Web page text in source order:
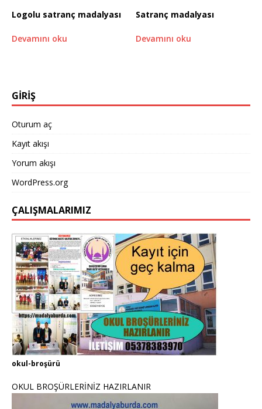
Logolu satranç madalyası
Devamını oku
Satranç madalyası
Devamını oku
GİRİŞ
Oturum aç
Kayıt akışı
Yorum akışı
WordPress.org
ÇALIŞMALARIMIZ
okul-broşürü
OKUL BROŞÜRLERİNİZ HAZIRLANIR